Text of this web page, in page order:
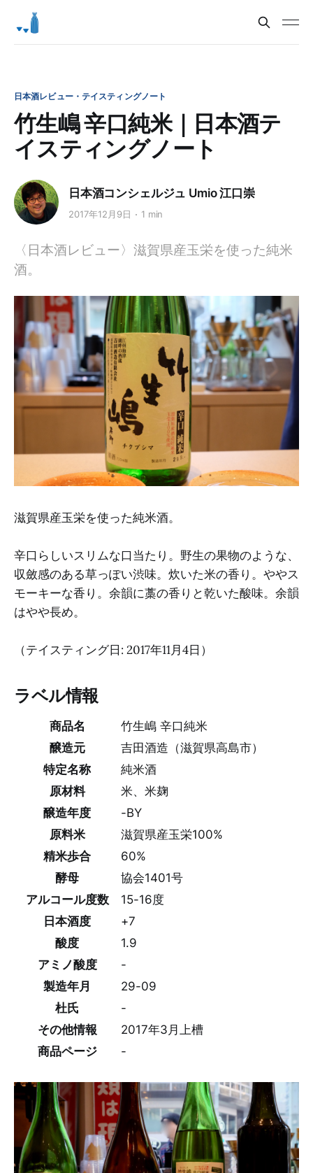
日本酒レビュー・テイスティングノート
竹生嶋 辛口純米｜日本酒テ
イスティングノート
日本酒コンシェルジュ Umio 江口崇
2017年12月9日 1 min
〈日本酒レビュー〉滋賀県産玉栄を使った純米
酒。
滋賀県産玉栄を使った純米酒。
辛口らしいスリムな口当たり。野生の果物のような、
収斂感のある草っぽい渋味。炊いた米の香り。ややス
モーキーな香り。余韻に藁の香りと乾いた酸味。余韻
はやや長め。
（テイスティング日: 2017年11月4日）
ラベル情報
商品名
竹生嶋 辛口純米
醸造元
吉田酒造（滋賀県高島市）
特定名称
純米酒
原材料
米、米麹
醸造年度
-BY
原料米
滋賀県産玉栄100%
精米歩合
60%
酵母
協会1401号
アルコール度数
15-16度
日本酒度
+7
酸度
1.9
アミノ酸度
-
製造年月
29-09
杜氏
-
その他情報
2017年3月上槽
商品ページ
-